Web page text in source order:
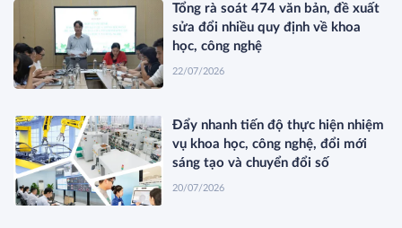
Tổng rà soát 474 văn bản, đề xuất
sửa đổi nhiều quy định về khoa
học, công nghệ
22/07/2026
Đẩy nhanh tiến độ thực hiện nhiệm
vụ khoa học, công nghệ, đổi mới
sáng tạo và chuyển đổi số
20/07/2026